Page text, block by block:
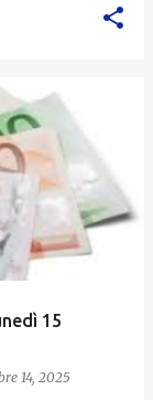
15
14, 2025